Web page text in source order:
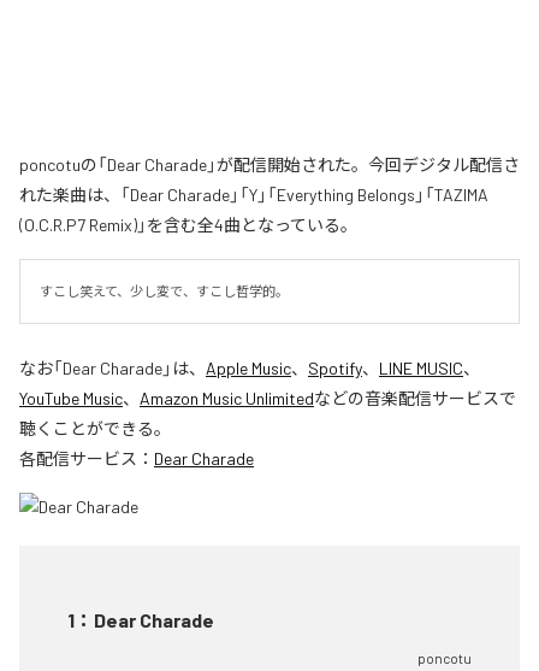
poncotuの「Dear Charade」が配信開始された。今回デジタル配信さ
れた楽曲は、「Dear Charade」「Y」「Everything Belongs」「TAZIMA
(O.C.R.P7 Remix)」を含む全4曲となっている。
すこし笑えて、少し変で、すこし哲学的。
なお「Dear Charade」は、 Apple Music、 Spotify、 LINE MUSIC、
YouTube Music、 Amazon Music Unlimitedなどの音楽配信サービスで
聴くことができる。
各配信サービス： Dear Charade
1 ： Dear Charade
poncotu